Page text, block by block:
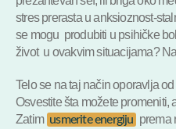
stres prerasta u anksioznost-
se mogu produbiti u psihičke
život u ovakvim situacijama?
Telo se na taj način oporavlja
Osvestite šta možete promeniti,
Zatim usmerite energiju prema